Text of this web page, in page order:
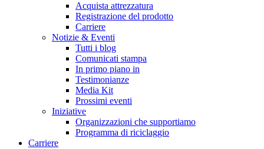
Acquista attrezzatura
Registrazione del prodotto
Carriere
Notizie & Eventi
Tutti i blog
Comunicati stampa
In primo piano in
Testimonianze
Media Kit
Prossimi eventi
Iniziative
Organizzazioni che supportiamo
Programma di riciclaggio
Carriere